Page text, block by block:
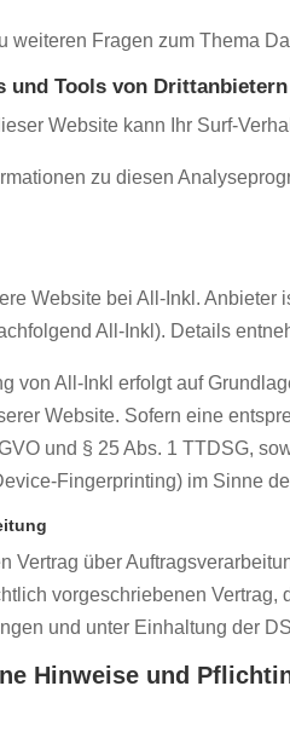
weiteren Fragen zum Thema
und Tools von Dritt­anbietern
Website kann Ihr Surf-
zu diesen
Website bei All-Inkl.
All-Inkl). Details
von All-Inkl erfolgt auf
Website. Sofern eine
und § 25 Abs. 1 TTDSG,
Fingerprinting) im Sinne
Vertrag über
vorgeschriebenen
und unter Einhaltung der
Hinweise und